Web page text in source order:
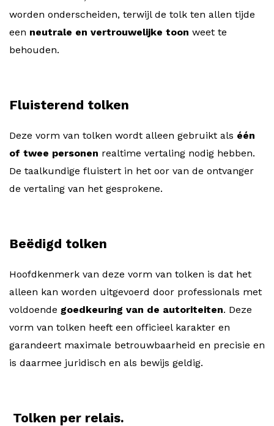
worden onderscheiden, terwijl de tolk ten allen tijde
een neutrale en vertrouwelijke toon weet te
behouden.
Fluisterend tolken
Deze vorm van tolken wordt alleen gebruikt als één
of twee personen realtime vertaling nodig hebben.
De taalkundige fluistert in het oor van de ontvanger
de vertaling van het gesprokene.
Beëdigd tolken
Hoofdkenmerk van deze vorm van tolken is dat het
alleen kan worden uitgevoerd door professionals met
voldoende goedkeuring van de autoriteiten. Deze
vorm van tolken heeft een officieel karakter en
garandeert maximale betrouwbaarheid en precisie en
is daarmee juridisch en als bewijs geldig.
Tolken per relais.